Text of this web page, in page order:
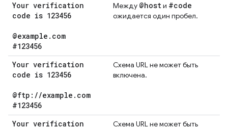
Your verification
code is 123456
@example . com
#123456
Между @hostи #code
ожидается один пробел.
Your verification
code is 123456
@ftp: //example . com
#123456
Схема URL не может быть
включена.
Your verification
Схема URL не может быть